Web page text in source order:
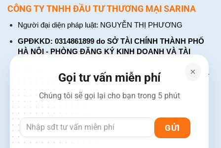
CÔNG TY TNHH ĐẦU TƯ THƯƠNG MẠI SARINA
Người đại diện pháp luật: NGUYỄN THỊ PHƯƠNG
GPĐKKD: 0314861899 do SỞ TÀI CHÍNH THÀNH PHỐ
HÀ NỘI - PHÒNG ĐĂNG KÝ KINH DOANH VÀ TÀI
CHÍNH DOANH NGHIỆP cấp. Đăng ký lần đầu: ngày 26
tháng 01 năm 2018. Đăng ký thay đổi lần thứ: 4, ngày 31
tháng 03 năm 2026
226 Đường Láng, Đống Đa, Hà Nội
137 Đường Hòa Hưng, Phường 12, Quận 10, TP. Hồ Chí
Minh
Hotline: 1900 2106 - 0386 001 001
Gọi tư vấn miễn phí
Chúng tôi sẽ gọi lại cho bạn trong 5 phút